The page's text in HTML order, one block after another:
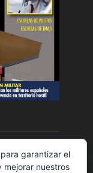
garantizar el
mejorar nuestros